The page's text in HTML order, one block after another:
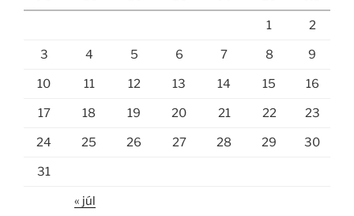
1 2
3 4 5 6 7 8 9
10 11 12 13 14 15 16
17 18 19 20 21 22 23
24 25 26 27 28 29 30
31
« júl